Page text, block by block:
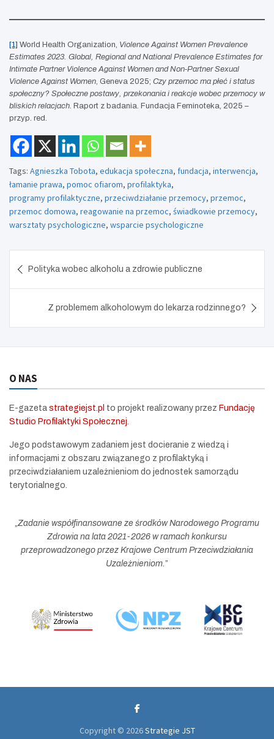
[1] World Health Organization, Violence Against Women Prevalence
Estimates 2023. Global, Regional and National Prevalence Estimates for
Intimate Partner Violence Against Women and Non-Partner Sexual
Violence Against Women, Geneva 2025; Czy przemoc ma płeć i status
społeczny? Społeczne postawy, przekonania i reakcje wobec przemocy w
bliskich relacjach. Raport z badania. Fundacja Feminoteka, 2025 –
przyp. red.
Tags: Agnieszka Tobota, edukacja społeczna, fundacja, interwencja,
łamanie prawa, pomoc ofiarom, profilaktyka,
programy profilaktyczne, przeciwdziałanie przemocy, przemoc,
przemoc domowa, reagowanie na przemoc, świadkowie przemocy,
warsztaty psychologiczne, wsparcie psychologiczne
wpisu
Polityka wobec alkoholu a zdrowie publiczne
Z problemem alkoholowym do lekarza rodzinnego?
O NAS
E-gazeta strategiejst.pl to projekt realizowany przez Fundację
Studio Profilaktyki Społecznej.
Jego podstawowym zadaniem jest docieranie z wiedzą i
informacjami z obszaru związanego z profilaktyką i
przeciwdziałaniem uzależnieniom do jednostek samorządu
terytorialnego.
„Zadanie współfinansowane ze środków Narodowego Programu
Zdrowia na lata 2021-2026 w ramach konkursu
przeprowadzonego przez Krajowe Centrum Przeciwdziałania
Uzależnieniom.”
Copyright © 2026Strategie JST